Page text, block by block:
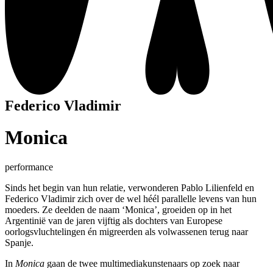
Federico Vladimir
Monica
performance
Sinds het begin van hun relatie, verwonderen Pablo Lilienfeld en
Federico Vladimir zich over de wel héél parallelle levens van hun
moeders. Ze deelden de naam ‘Monica’, groeiden op in het
Argentinië van de jaren vijftig als dochters van Europese
oorlogsvluchtelingen én migreerden als volwassenen terug naar
Spanje.
In Monica gaan de twee multimediakunstenaars op zoek naar